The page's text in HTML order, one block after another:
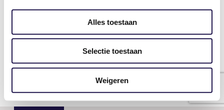
Alles toestaan
Selectie toestaan
Weigeren
Wachtwoord vergeten?
Heeft u nog geen account voor Mijn ABU?
Vraag deze dan hier aan.